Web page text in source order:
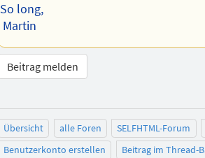
So long,
Martin
Beitrag melden
Übersicht alle Foren
SELFHTML-Forum
Benutzerkonto erstellen
Beitrag im Thread-